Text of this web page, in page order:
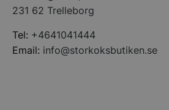
231 62 Trelleborg
Tel: +4641041444
Email: info@storkoksbutiken.se